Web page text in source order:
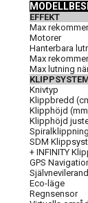
EFFEKT
Max
Motorer
Hanterbara
Max
Max lutning
Knivtyp
Klippbredd
Klipphöjd
Klipphöjd
Spiralklippning
SDM
+ INFINITY
GPS
Eco-läge
Regnsensor